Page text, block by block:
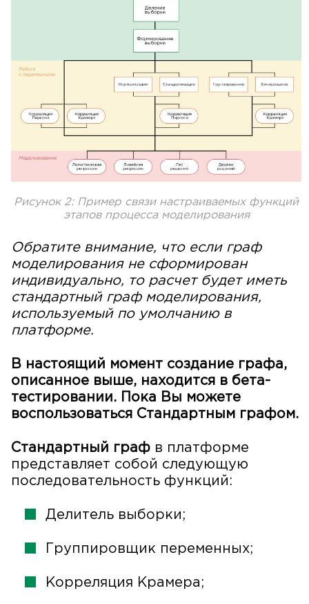
Рисунок 2: Пример связи настраиваемых функций
этапов процесса моделирования
Обратите внимание, что если граф
моделирования не сформирован
индивидуально, то расчет будет иметь
стандартный граф моделирования,
используемый по умолчанию в
платформе.
В настоящий момент создание графа,
описанное выше, находится в бета-
тестировании. Пока Вы можете
воспользоваться Стандартным графом.
Стандартный граф в платформе
представляет собой следующую
последовательность функций:
Делитель выборки;
Группировщик переменных;
Корреляция Крамера;